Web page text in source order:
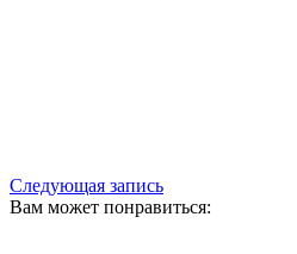
Следующая запись
Вам может понравиться: